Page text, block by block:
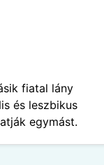
fiatal lány
és leszbikus
egymást.